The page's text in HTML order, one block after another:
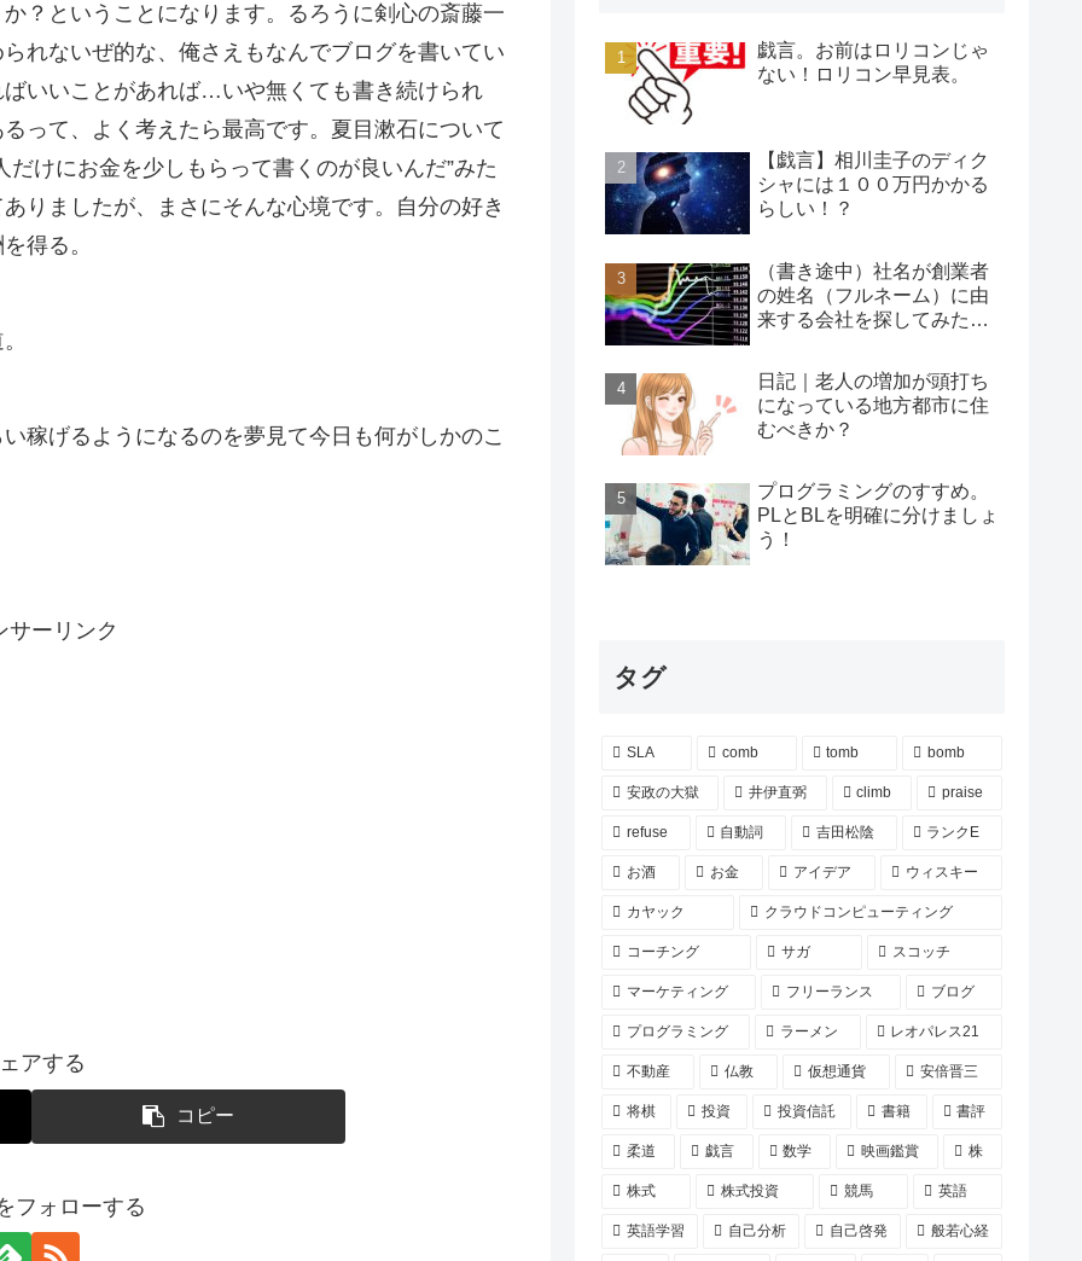
？ということになります。るろうに剣心の斎藤一
れないぜ的な、俺さえもなんでブログを書いてい
いいことがあれば…いや無くても書き続けられ
って、よく考えたら最高です。夏目漱石について
けにお金を少しもらって書くのが良いんだ”みた
りましたが、まさにそんな心境です。自分の好き
得る。
稼げるようになるのを夢見て今日も何がしかのこ
サーリンク
アする
コピー
フォローする
戯言。お前はロリコンじゃ
ない！ロリコン早見表。
【戯言】相川圭子のディク
シャには１００万円かかる
らしい！？
（書き途中）社名が創業者
の姓名（フルネーム）に由
来する会社を探してみた…
日記｜老人の増加が頭打ち
になっている地方都市に住
むべきか？
プログラミングのすすめ。
PLとBLを明確に分けましょ
う！
タグ
SLA comb tomb bomb
安政の大獄 井伊直弼 climb praise
refuse 自動詞 吉田松陰 ランクE
お酒 お金 アイデア ウィスキー
カヤック クラウドコンピューティング
コーチング サガ スコッチ
マーケティング フリーランス ブログ
プログラミング ラーメン レオパレス21
不動産 仏教 仮想通貨 安倍晋三
将棋 投資 投資信託 書籍 書評
柔道 戯言 数学 映画鑑賞 株
株式 株式投資 競馬 英語
英語学習 自己分析 自己啓発 般若心経